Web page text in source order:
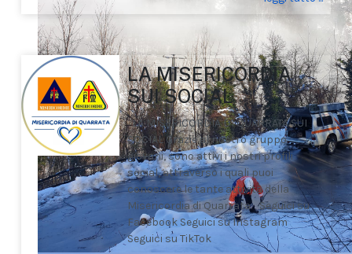
LA MISERICORDIA
SUI SOCIAL
LA MISERICORDIA DI QUARRATA SUI
SOCIAL Grazie al nostro gruppo
giovani, sono attivi i nostri profili
social, attraverso i quali puoi
conoscere le tante attività della
Misericordia di Quarrata. Seguici su
Facebook Seguici su Instagram
Seguici su TikTok